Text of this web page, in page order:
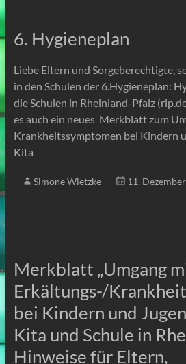
6. Hygieneplan
Liebe Eltern und Sorgeberechtigte,
in den Schulen der 6.Hygieneplan:
die Schulen in Rheinland-Pfalz
es auch ein neues Merkblatt zum
Krankheitssymptomen bei Kindern
Kita
Simone Wietzke 11.
Merkblatt „Umgang
Erkältungs-/
bei Kindern und
Kita und Schule in
Hinweise für Eltern,